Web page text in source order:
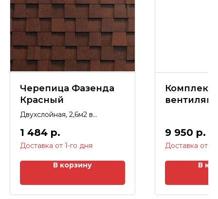
Черепица Фазенда
Красный
Двухслойная, 2,6м2 в
1 484 р.
В корзину
Комплект
труба
125мм
глубокий
9 950 р.
В